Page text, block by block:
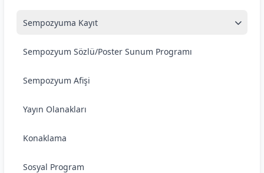
Sempozyuma Kayıt
Sempozyum Sözlü/Poster Sunum Programı
Sempozyum Afişi
Yayın Olanakları
Konaklama
Sosyal Program